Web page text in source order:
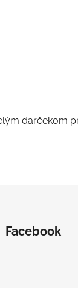
darčekom
Facebook